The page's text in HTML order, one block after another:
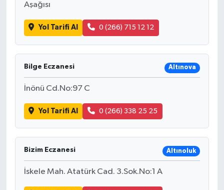
Aşağısı
Yol Tarifi Al 0 (266) 715 12 12
Bilge Eczanesi Altınova
İnönü Cd.No:97 C
Yol Tarifi Al 0 (266) 338 25 25
Bizim Eczanesi Altınoluk
İskele Mah. Atatürk Cad. 3.Sok.No:1 A